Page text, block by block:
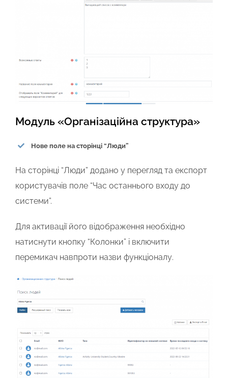
Модуль «Організаційна структура»
Нове поле на сторінці “Люди”
На сторінці “Люди” додано у перегляд та експорт
користувачів поле “Час останнього входу до
системи”.
Для активації його відображення необхідно
натиснути кнопку “Колонки” і включити
перемикач навпроти назви функціоналу.